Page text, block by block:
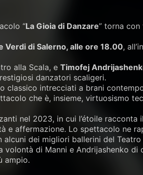
“La Gioia di Danzare” torna
Verdi di Salerno, alle ore 18.00,
alla Scala, e Timofej
danzatori scaligeri.
classico intrecciati a brani
che è, insieme, virtuosismo
nel 2023, in cui l’étoile racconta
e affermazione. Lo spettacolo ne
dei migliori ballerini del Teatro
volontà di Manni e Andrijashenko di
ampio.